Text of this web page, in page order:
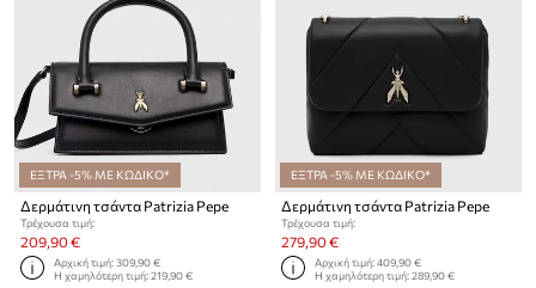
ΕΞΤΡΑ -5% ΜΕ ΚΩΔΙΚΟ*
Δερμάτινη τσάντα Patrizia Pepe
Τρέχουσα τιμή:
209,90 €
Αρχική τιμή:309,90 €
Η χαμηλότερη τιμή:219,90 €
ΕΞΤΡΑ -5% ΜΕ ΚΩΔΙΚΟ*
Δερμάτινη τσάντα Patrizia Pepe
Τρέχουσα τιμή:
279,90 €
Αρχική τιμή:409,90 €
Η χαμηλότερη τιμή:289,90 €